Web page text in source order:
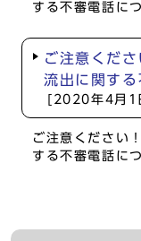
する不審電話に
ご注意くだ
流出に関す
[2020年4月1
ご注意ください
する不審電話に